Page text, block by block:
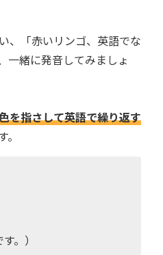
、「赤いリンゴ、英語でな
一緒に発音してみましょ
を指さして英語で繰り返す
。）